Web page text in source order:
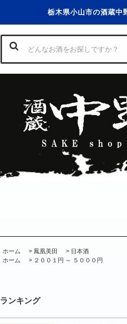
栃木県小山市の酒蔵中
ホーム > 鳳凰美田 > 日本酒
ホーム
> ２００１円 ～ ５０００円
ランキング